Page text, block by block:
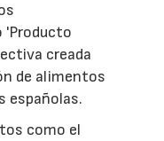
'Producto
creada
de alimentos
españolas.
como el